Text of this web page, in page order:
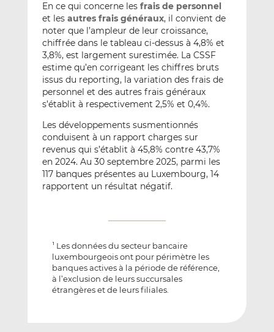
En ce qui concerne les frais de personnel
et les autres frais généraux, il convient de
noter que l’ampleur de leur croissance,
chiffrée dans le tableau ci-dessus à 4,8% et
3,8%, est largement surestimée. La CSSF
estime qu’en corrigeant les chiffres bruts
issus du reporting, la variation des frais de
personnel et des autres frais généraux
s’établit à respectivement 2,5% et 0,4%.
Les développements susmentionnés
conduisent à un rapport charges sur
revenus qui s’établit à 45,8% contre 43,7%
en 2024. Au 30 septembre 2025, parmi les
117 banques présentes au Luxembourg, 14
rapportent un résultat négatif.
1 Les données du secteur bancaire
luxembourgeois ont pour périmètre les
banques actives à la période de référence,
à l’exclusion de leurs succursales
étrangères et de leurs filiales.